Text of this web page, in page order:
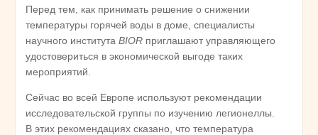
Перед тем, как принимать решение о снижении
температуры горячей воды в доме, специалисты
научного института BIOR приглашают управляющего
удостовериться в экономической выгоде таких
мероприятий.
Сейчас во всей Европе используют рекомендации
исследовательской группы по изучению легионеллы.
В этих рекомендациях сказано, что температура